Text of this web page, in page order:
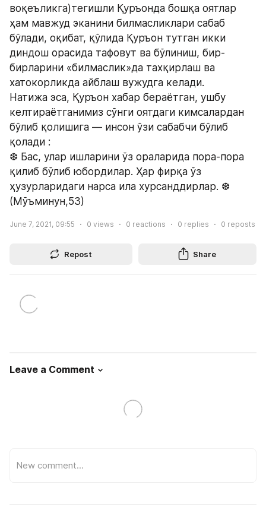
воқеъликга)тегишли Қуръонда бошқа оятлар
ҳам мавжуд эканини билмасликлари сабаб
бўлади, оқибат, қўлида Қуръон тутган икки
диндош орасида тафовут ва бўлиниш, бир-
бирларини «билмаслик»да тахқирлаш ва
хатокорликда айблаш вужудга келади.
Натижа эса, Қуръон хабар бераётган, ушбу
келтираётганимиз сўнги оятдаги кимсалардан
бўлиб қолишига — инсон ўзи сабабчи бўлиб
қолади :
❆ Бас, улар ишларини ўз ораларида пора-пора
қилиб бўлиб юбордилар. Ҳар фирқа ўз
ҳузурларидаги нарса ила хурсанддирлар. ❆
(Мўъминун,53)
June 7, 2021, 09:55 0 views 0 reactions 0 replies 0 reposts
Repost Share
Leave a Comment